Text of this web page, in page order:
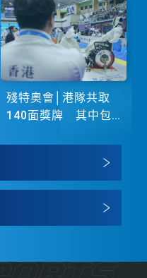
殘特奧會│港隊共取
140面獎牌 其中包